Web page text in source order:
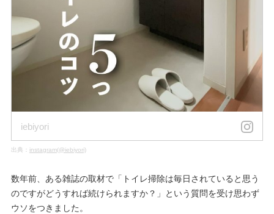
iebiyori
出典： instagram(@iebiyori)
数年前、ある雑誌の取材で「トイレ掃除は毎日されていると思う
のですがどうすれば続けられますか？」という質問を受け思わず
ウソをつきました。